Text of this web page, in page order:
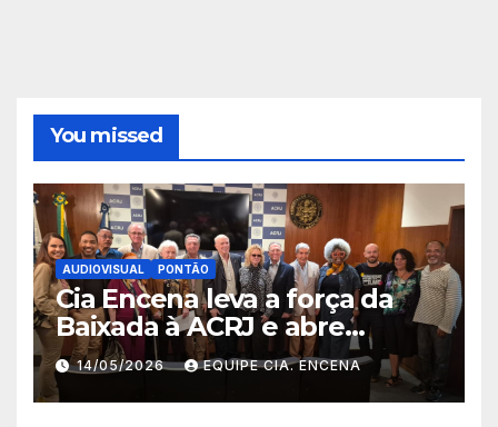
You missed
AUDIOVISUAL PONTÃO
Cia Encena leva a força da
Baixada à ACRJ e abre
inscrições para a 2ª turma do
Fazendo Meu Primeiro Filme”
em Nova Iguaçu
14/05/2026 EQUIPE CIA. ENCENA